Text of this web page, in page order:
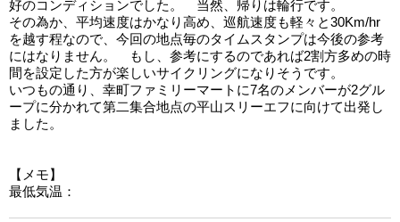
好のコンディションでした。 当然、帰りは輪行です。
その為か、平均速度はかなり高め、巡航速度も軽々と30Km/hr
を越す程なので、今回の地点毎のタイムスタンプは今後の参考
にはなりません。 もし、参考にするのであれば2割方多めの時
間を設定した方が楽しいサイクリングになりそうです。
いつもの通り、幸町ファミリーマートに7名のメンバーが2グル
ープに分かれて第二集合地点の平山スリーエフに向けて出発し
ました。
【メモ】
最低気温：